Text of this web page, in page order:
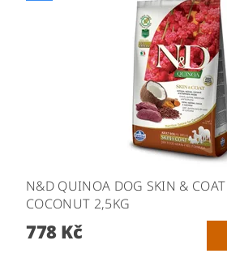
N&D QUINOA DOG SKIN &
COCONUT 2,5KG
778 Kč